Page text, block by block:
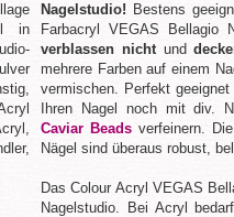
Nagelstudio! Bestens
Farbacryl VEGAS Bellagio
verblassen nichtund
mehrere Farben auf einem
vermischen. Perfekt
Ihren Nagel noch mit div.
Caviar Beads verfeinern.
Nägel sind überaus robust,
Das Colour Acryl VEGAS
Nagelstudio. Bei Acryl